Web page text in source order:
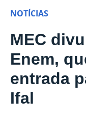
NOTÍCIAS
MEC
Enem,
entrada
Ifal